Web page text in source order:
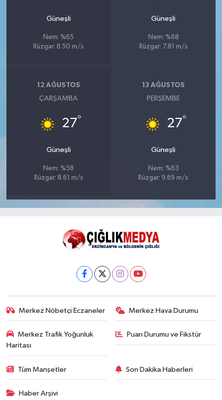
Güneşli
Nem: %65
Rüzgar: 8.50 m/s
Güneşli
Nem: %68
Rüzgar: 7.81 m/s
12 AĞUSTOS
ÇARŞAMBA
27°
Güneşli
Nem: %58
Rüzgar: 8.61 m/s
13 AĞUSTOS
PERŞEMBE
27°
Güneşli
Nem: %63
Rüzgar: 9.69 m/s
Merkez Nöbetçi Eczaneler Merkez Hava Durumu
Merkez Trafik Yoğunluk
Haritası
Puan Durumu ve Fikstür
Tüm Manşetler Son Dakika Haberleri
Haber Arşivi